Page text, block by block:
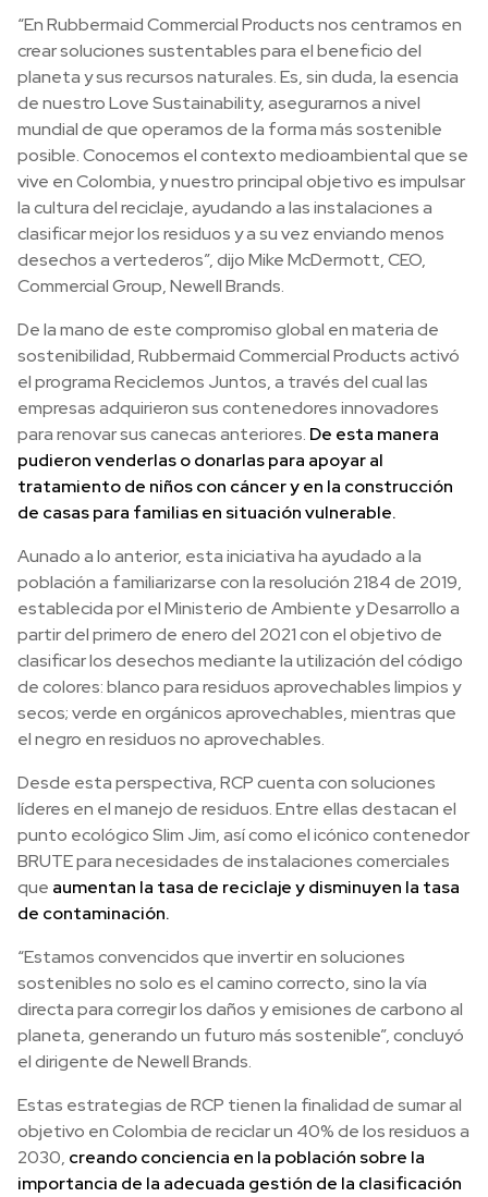
“En Rubbermaid Commercial Products nos centramos en
crear soluciones sustentables para el beneficio del
planeta y sus recursos naturales. Es, sin duda, la esencia
de nuestro Love Sustainability, asegurarnos a nivel
mundial de que operamos de la forma más sostenible
posible. Conocemos el contexto medioambiental que se
vive en Colombia, y nuestro principal objetivo es impulsar
la cultura del reciclaje, ayudando a las instalaciones a
clasificar mejor los residuos y a su vez enviando menos
desechos a vertederos”, dijo Mike McDermott, CEO,
Commercial Group, Newell Brands.
De la mano de este compromiso global en materia de
sostenibilidad, Rubbermaid Commercial Products activó
el programa Reciclemos Juntos, a través del cual las
empresas adquirieron sus contenedores innovadores
para renovar sus canecas anteriores. De esta manera
pudieron venderlas o donarlas para apoyar al
tratamiento de niños con cáncer y en la construcción
de casas para familias en situación vulnerable.
Aunado a lo anterior, esta iniciativa ha ayudado a la
población a familiarizarse con la resolución 2184 de 2019,
establecida por el Ministerio de Ambiente y Desarrollo a
partir del primero de enero del 2021 con el objetivo de
clasificar los desechos mediante la utilización del código
de colores: blanco para residuos aprovechables limpios y
secos; verde en orgánicos aprovechables, mientras que
el negro en residuos no aprovechables.
Desde esta perspectiva, RCP cuenta con soluciones
líderes en el manejo de residuos. Entre ellas destacan el
punto ecológico Slim Jim, así como el icónico contenedor
BRUTE para necesidades de instalaciones comerciales
que aumentan la tasa de reciclaje y disminuyen la tasa
de contaminación.
“Estamos convencidos que invertir en soluciones
sostenibles no solo es el camino correcto, sino la vía
directa para corregir los daños y emisiones de carbono al
planeta, generando un futuro más sostenible”, concluyó
el dirigente de Newell Brands.
Estas estrategias de RCP tienen la finalidad de sumar al
objetivo en Colombia de reciclar un 40% de los residuos a
2030, creando conciencia en la población sobre la
importancia de la adecuada gestión de la clasificación